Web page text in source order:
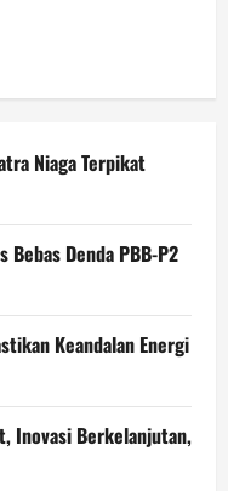
Niaga Terpikat
Bebas Denda PBB-P2
Keandalan Energi
Inovasi Berkelanjutan,